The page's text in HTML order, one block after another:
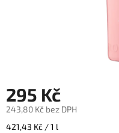
295 Kč
243,80 Kč bez DPH
Měrná
421,43 Kč / 1 l